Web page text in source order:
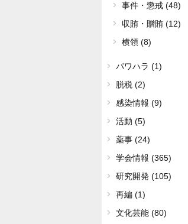
事件・懲戒 (48)
収賄・贈賄 (12)
横領 (8)
パワハラ (1)
脱税 (2)
感染情報 (9)
活動 (5)
薬事 (24)
学会情報 (365)
研究開発 (105)
再編 (1)
文化芸能 (80)